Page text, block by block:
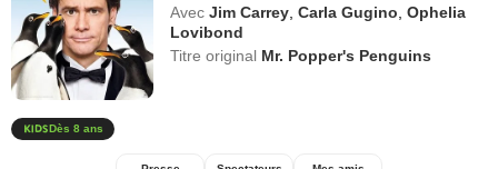
Avec Jim Carrey ,Carla Gugino ,Ophelia
Lovibond
Titre original Mr. Popper's Penguins
Dès 8 ans